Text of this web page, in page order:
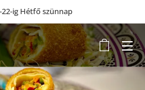
ig Hétfő szünnap